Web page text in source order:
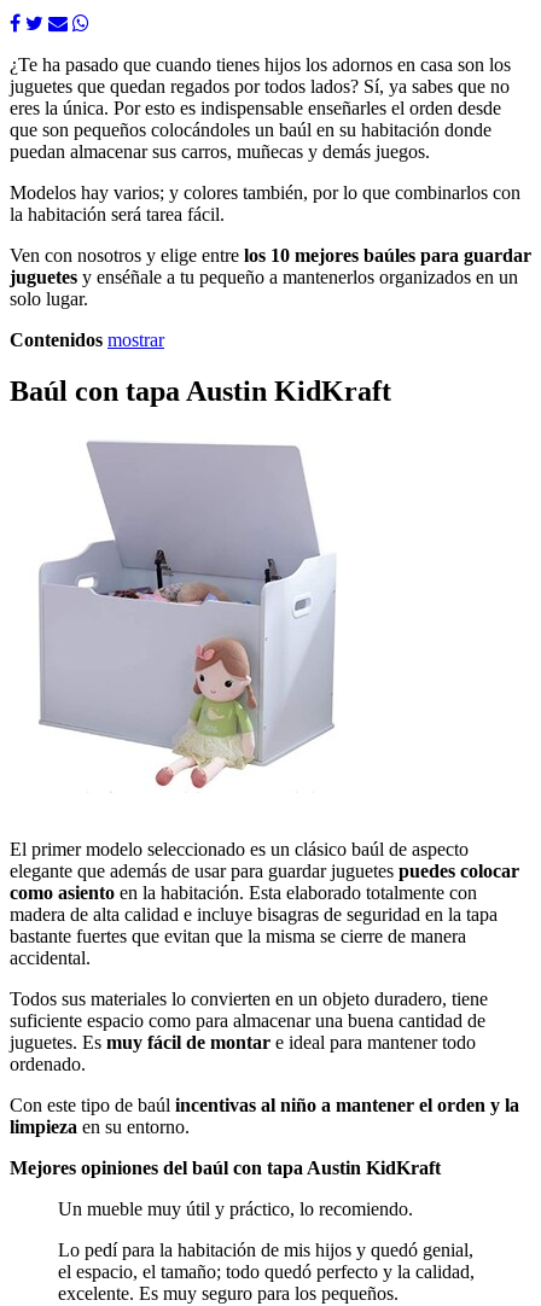
¿Te ha pasado que cuando tienes hijos los adornos en casa son los
juguetes que quedan regados por todos lados? Sí, ya sabes que no
eres la única. Por esto es indispensable enseñarles el orden desde
que son pequeños colocándoles un baúl en su habitación donde
puedan almacenar sus carros, muñecas y demás juegos.
Modelos hay varios; y colores también, por lo que combinarlos con
la habitación será tarea fácil.
Ven con nosotros y elige entre los 10 mejores baúles para guardar
juguetes y enséñale a tu pequeño a mantenerlos organizados en un
solo lugar.
Contenidos mostrar
Baúl con tapa Austin KidKraft
El primer modelo seleccionado es un clásico baúl de aspecto
elegante que además de usar para guardar juguetes puedes colocar
como asiento en la habitación. Esta elaborado totalmente con
madera de alta calidad e incluye bisagras de seguridad en la tapa
bastante fuertes que evitan que la misma se cierre de manera
accidental.
Todos sus materiales lo convierten en un objeto duradero, tiene
suficiente espacio como para almacenar una buena cantidad de
juguetes. Es muy fácil de montar e ideal para mantener todo
ordenado.
Con este tipo de baúl incentivas al niño a mantener el orden y la
limpieza en su entorno.
Mejores opiniones del baúl con tapa Austin KidKraft
Un mueble muy útil y práctico, lo recomiendo.
Lo pedí para la habitación de mis hijos y quedó genial,
el espacio, el tamaño; todo quedó perfecto y la calidad,
excelente. Es muy seguro para los pequeños.